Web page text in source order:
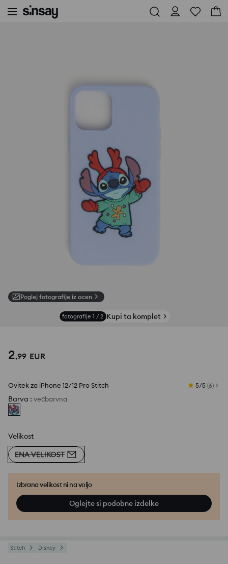
Poglej fotografije iz ocen
fotografije 1 / 2 Kupi ta komplet
2,99 EUR
Ovitek za iPhone 12/12 Pro Stitch 5/5 (6)
Barva : večbarvna
Velikost
ENA VELIKOST
Izbrana velikost ni na voljo
Oglejte si podobne izdelke
Stitch Disney